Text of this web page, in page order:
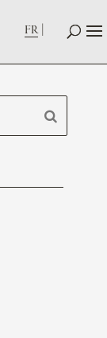
FR